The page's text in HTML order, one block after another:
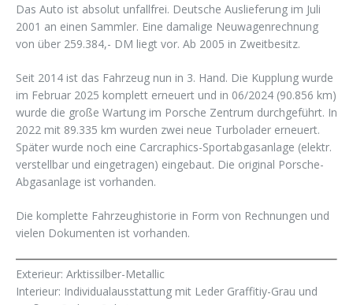
Das Auto ist absolut unfallfrei. Deutsche Auslieferung im Juli
2001 an einen Sammler. Eine damalige Neuwagenrechnung
von über 259.384,- DM liegt vor. Ab 2005 in Zweitbesitz.
Seit 2014 ist das Fahrzeug nun in 3. Hand. Die Kupplung wurde
im Februar 2025 komplett erneuert und in 06/2024 (90.856 km)
wurde die große Wartung im Porsche Zentrum durchgeführt. In
2022 mit 89.335 km wurden zwei neue Turbolader erneuert.
Später wurde noch eine Carcraphics-Sportabgasanlage (elektr.
verstellbar und eingetragen) eingebaut. Die original Porsche-
Abgasanlage ist vorhanden.
Die komplette Fahrzeughistorie in Form von Rechnungen und
vielen Dokumenten ist vorhanden.
Exterieur: Arktissilber-Metallic
Interieur: Individualausstattung mit Leder Graffitiy-Grau und